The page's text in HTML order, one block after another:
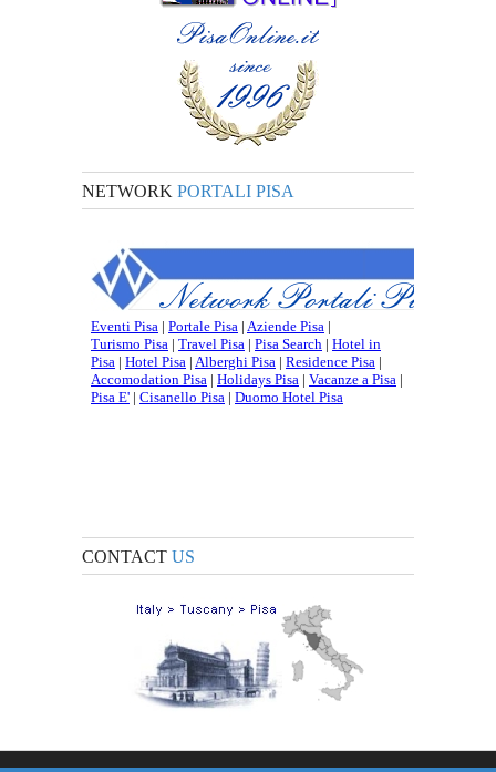
NETWORK PORTALI PISA
CONTACT US